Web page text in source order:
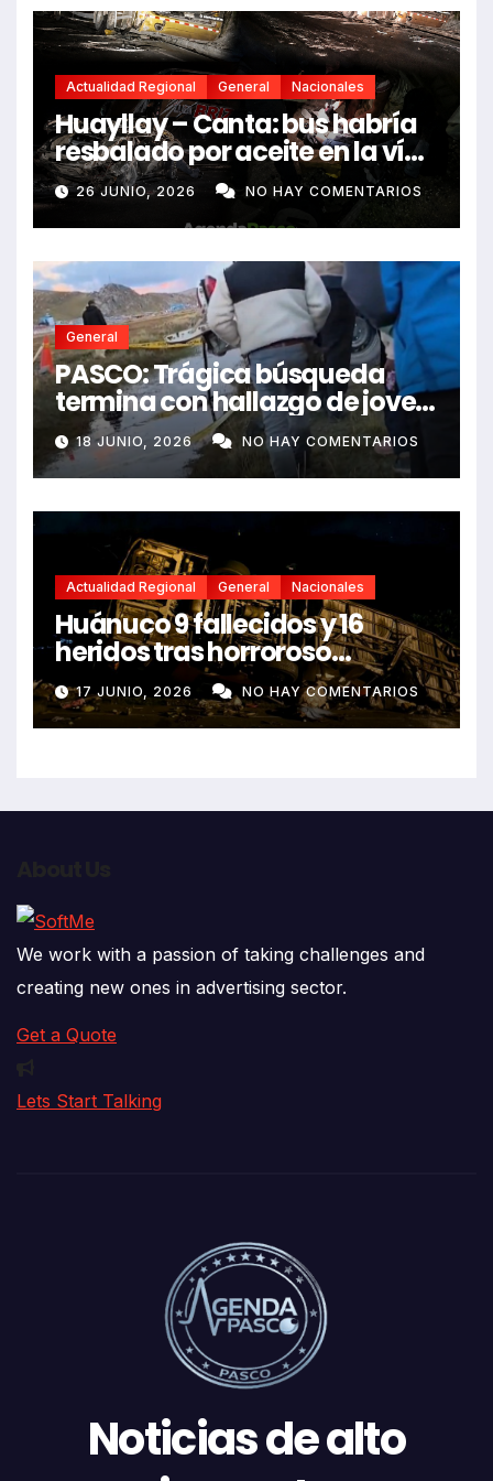
Actualidad Regional General Nacionales
Huayllay – Canta: bus habría
resbalado por aceite en la vía
e impactó auto siniestrado
dejando dos fallecidos
26 JUNIO, 2026 NO HAY COMENTARIOS
General
PASCO: Trágica búsqueda
termina con hallazgo de joven
sin vida en Rancas
18 JUNIO, 2026 NO HAY COMENTARIOS
Actualidad Regional General Nacionales
Huánuco 9 fallecidos y 16
heridos tras horroroso
despiste de bus Real Chancas
que impactó contra vivienda
17 JUNIO, 2026 NO HAY COMENTARIOS
We work with a passion of taking challenges and
creating new ones in advertising sector.
Get a Quote
Lets Start Talking
Noticias de alto